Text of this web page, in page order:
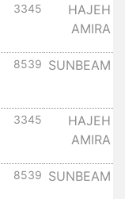
HAJEH
AMIRA
3345
SUNBEAM
8539
HAJEH
AMIRA
3345
SUNBEAM
8539